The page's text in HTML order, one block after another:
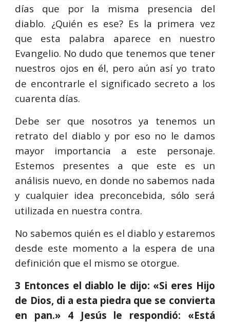
días que por la misma presencia del
diablo. ¿Quién es ese? Es la primera vez
que esta palabra aparece en nuestro
Evangelio. No dudo que tenemos que tener
nuestros ojos en él, pero aún así yo trato
de encontrarle el significado secreto a los
cuarenta días.
Debe ser que nosotros ya tenemos un
retrato del diablo y por eso no le damos
mayor importancia a este personaje.
Estemos presentes a que este es un
análisis nuevo, en donde no sabemos nada
y cualquier idea preconcebida,sólo
será
utilizada en nuestra contra.
No sabemos quién es el diablo y estaremos
desde este momento a la espera de una
definición que el mismo se otorgue.
3 Entonces el diablo le dijo: «Si eres Hijo
de Dios, di a esta piedra que se convierta
en pan.» 4 Jesús le respondió: «Está